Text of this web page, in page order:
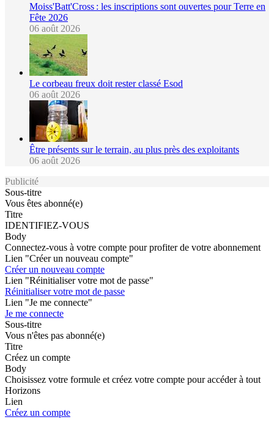
Moiss'Batt'Cross : les inscriptions sont ouvertes pour Terre en
Fête 2026
06 août 2026
Le corbeau freux doit rester classé Esod
06 août 2026
Être présents sur le terrain, au plus près des exploitants
06 août 2026
Publicité
Sous-titre
Vous êtes abonné(e)
Titre
IDENTIFIEZ-VOUS
Body
Connectez-vous à votre compte pour profiter de votre abonnement
Lien "Créer un nouveau compte"
Créer un nouveau compte
Lien "Réinitialiser votre mot de passe"
Réinitialiser votre mot de passe
Lien "Je me connecte"
Je me connecte
Sous-titre
Vous n'êtes pas abonné(e)
Titre
Créez un compte
Body
Choisissez votre formule et créez votre compte pour accéder à tout
Horizons
Lien
Créez un compte